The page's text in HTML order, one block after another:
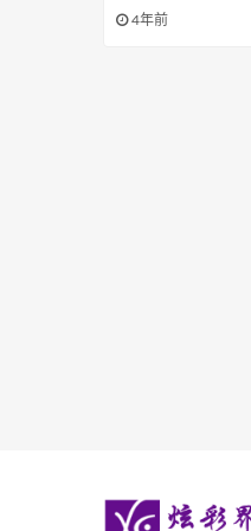
4年前